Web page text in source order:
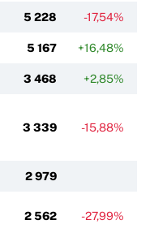
5 228 -17,54%
5 167 +16,48%
3 468 +2,85%
3 339 -15,88%
2 979
2 562 -27,99%